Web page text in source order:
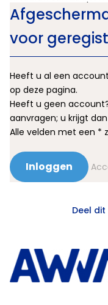
bevestiging via e-
Vakantie-uren
teruggeboekt.
voor
Heeft u al een
op deze pagina.
Heeft u geen
aanvragen; u krijgt
Alle velden met een *
Inloggen
Deel